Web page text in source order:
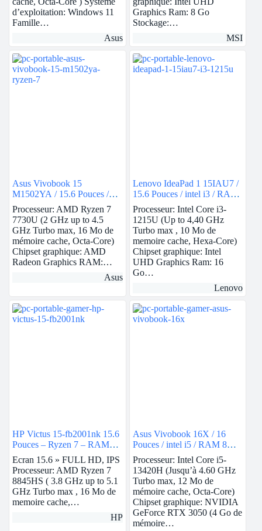
d’exploitation: Windows 11
Famille…
Asus
Graphics Ram: 8 Go
Stockage:…
MSI
Asus Vivobook 15
M1502YA / 15.6 Pouces /
Ryzen 7 / RAM 8Go /
512Go SSD / AMD Radeon
Processeur: AMD Ryzen 7
7730U (2 GHz up to 4.5
GHz Turbo max, 16 Mo de
mémoire cache, Octa-Core)
Chipset graphique: AMD
Radeon Graphics RAM:…
Asus
Lenovo IdeaPad 1 15IAU7 /
15.6 Pouces / intel i3 / RAM
16Go / 512Go SSD / Intel
UHD
Processeur: Intel Core i3-
1215U (Up to 4,40 GHz
Turbo max , 10 Mo de
memoire cache, Hexa-Core)
Chipset graphique: Intel
UHD Graphics Ram: 16
Go…
Lenovo
HP Victus 15-fb2001nk 15.6
Pouces – Ryzen 7 – RAM
8Go – 512Go SSD – Nvidia
RTX 3050
Ecran 15.6 » FULL HD, IPS
Processeur: AMD Ryzen 7
8845HS ( 3.8 GHz up to 5.1
GHz Turbo max , 16 Mo de
memoire cache,…
HP
Asus Vivobook 16X / 16
Pouces / intel i5 / RAM 8Go
/ 512Go SSD / Nvidia RTX
3050
Processeur: Intel Core i5-
13420H (Jusqu’à 4.60 GHz
Turbo max, 12 Mo de
mémoire cache, Octa-Core)
Chipset graphique: NVIDIA
GeForce RTX 3050 (4 Go de
mémoire…